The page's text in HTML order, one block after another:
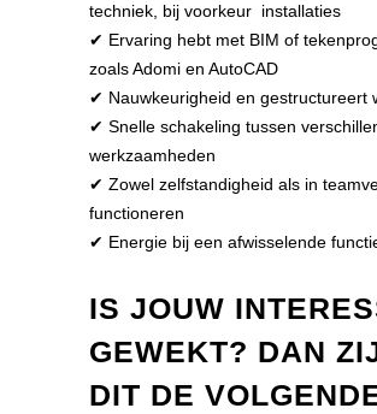
techniek, bij voorkeur installaties
✔ Ervaring hebt met BIM of
zoals Adomi en AutoCAD
✔ Nauwkeurigheid en gestructureert
✔ Snelle schakeling tussen
werkzaamheden
✔ Zowel zelfstandigheid als in
functioneren
✔ Energie bij een afwisselende
IS JOUW
GEWEKT? DAN
DIT DE